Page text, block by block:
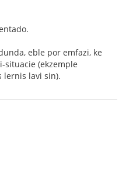
eble por emfazi, ke
situacie (ekzemple
lernis lavi sin).